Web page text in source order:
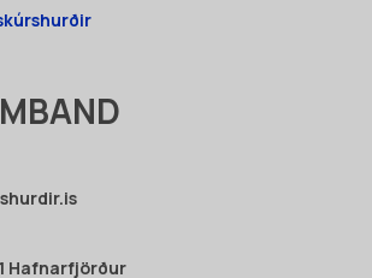
Hafnarfjörður